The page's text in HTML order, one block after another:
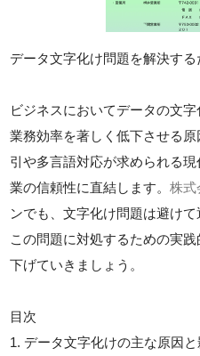
データ文字化け問題を解決す
ビジネスにおいてデータの文
業務効率を著しく低下させる
引や多言語対応が求められる
業の信頼性に直結します。株式
ンでも、文字化け問題は避け
この問題に対処するための実
下げていきましょう。
目次
1. データ文字化けの主な原因